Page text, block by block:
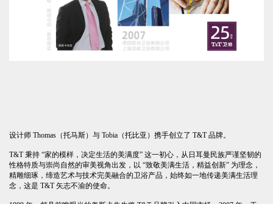
设计师 Thomas（托马斯）与 Tobia（托比亚）携手创立了 T&T 品牌。
T&T 秉持 “家的模样，决定生活的美满度” 这一初心，从日耳曼民族严谨坚韧的
性格特质与崇尚自然的审美视角出发，以 “致敬美满生活，精益创新” 为理念，
精雕细琢，缔造艺术与技术完美融合的卫浴产品，始终如一地传递美满生活理
念，这是 T&T 矢志不渝的使命。